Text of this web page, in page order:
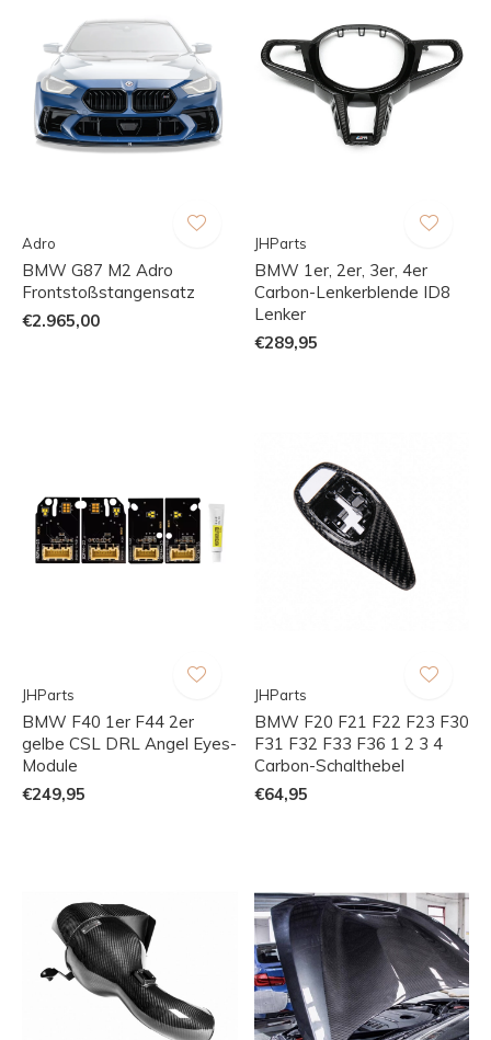
Adro
BMW G87 M2 Adro
Frontstoßstangensatz
€2.965,00
JHParts
BMW 1er, 2er, 3er, 4er
Carbon-Lenkerblende ID8
Lenker
€289,95
JHParts
BMW F40 1er F44 2er
gelbe CSL DRL Angel Eyes-
Module
€249,95
JHParts
BMW F20 F21 F22 F23 F30
F31 F32 F33 F36 1 2 3 4
Carbon-Schalthebel
€64,95